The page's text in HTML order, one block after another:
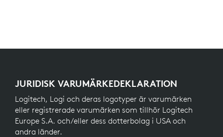
JURIDISK VARUMÄRKEDEKLARATION
Logitech, Logi och deras logotyper är varumärken
eller registrerade varumärken som tillhör Logitech
Europe S.A. och/eller dess dotterbolag i USA och
andra länder.